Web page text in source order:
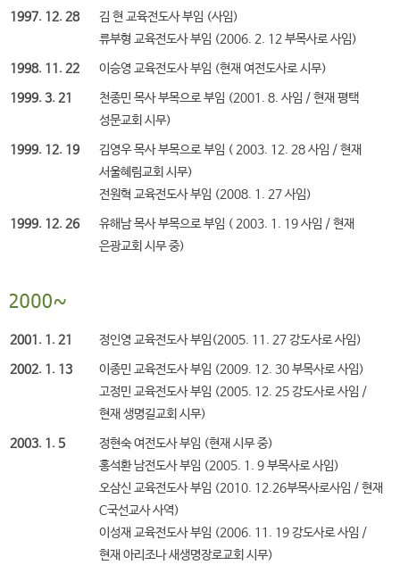
1997. 12. 28
김 현 교육전도사 부임 (사임)
류부형 교육전도사 부임 (2006. 2. 12 부목사로 사임)
1998. 11. 22 이승영 교육전도사 부임 (현재 여전도사로 시무)
1999. 3. 21
천종민 목사 부목으로 부임 (2001. 8. 사임 / 현재 평택
성문교회 시무)
1999. 12. 19
김영우 목사 부목으로 부임 ( 2003. 12. 28 사임 / 현재
서울혜림교회 시무)
전원혁 교육전도사 부임 (2008. 1. 27 사임)
1999. 12. 26
유해남 목사 부목으로 부임 ( 2003. 1. 19 사임 / 현재
은광교회 시무 중)
2001. 1. 21 정인영 교육전도사 부임(2005. 11. 27 강도사로 사임)
2002. 1. 13
이종민 교육전도사 부임 (2009. 12. 30 부목사로 사임)
고정민 교육전도사 부임 (2005. 12. 25 강도사로 사임 /
현재 생명길교회 시무)
2003. 1. 5
정현숙 여전도사 부임 (현재 시무 중)
홍석환 남전도사 부임 (2005. 1. 9 부목사로 사임)
오삼신 교육전도사 부임 (2010. 12.26부목사로사임 / 현재
C국선교사 사역)
이성재 교육전도사 부임 (2006. 11. 19 강도사로 사임 /
현재 아리조나 새생명장로교회 시무)